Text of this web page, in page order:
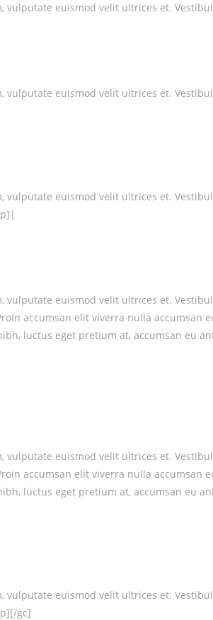
euismod velit ultrices et.
euismod velit ultrices et.
euismod velit ultrices et.
euismod velit ultrices et.
accumsan elit viverra nulla accumsan
luctus eget pretium at, accumsan eu
euismod velit ultrices et.
accumsan elit viverra nulla accumsan
luctus eget pretium at, accumsan eu
euismod velit ultrices et.
gc]